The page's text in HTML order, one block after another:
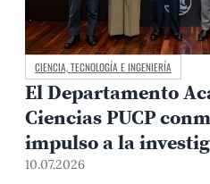
CIENCIA, TECNOLOGÍA E INGENIERÍA
El Departamento
Ciencias PUCP
impulso a la
formación científica
10.07.2026